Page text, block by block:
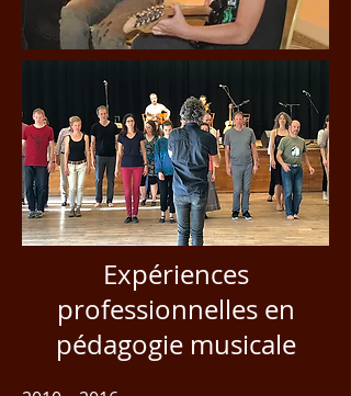
Expériences
professionnelles en
pédagogie musicale